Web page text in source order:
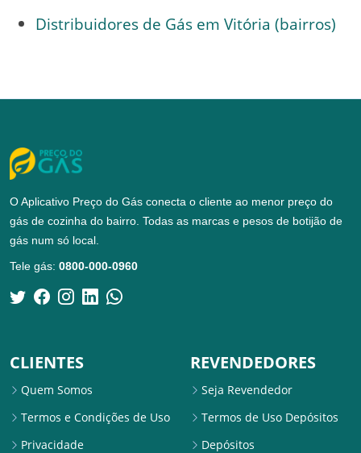
Distribuidores de Gás em Vitória (bairros)
O Aplicativo Preço do Gás conecta o cliente ao menor preço do
gás de cozinha do bairro. Todas as marcas e pesos de botijão de
gás num só local.
Tele gás: 0800-000-0960
CLIENTES
Quem Somos
Termos e Condições de Uso
Privacidade
REVENDEDORES
Seja Revendedor
Termos de Uso Depósitos
Depósitos